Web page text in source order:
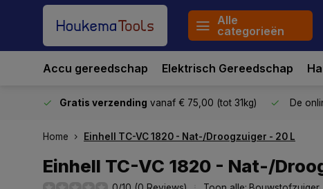
Alle
categorieën
Accu gereedschap Elektrisch Gereedschap
Gratis verzending vanaf € 75,00 (tot 31kg) De
Home Einhell TC-VC 1820 - Nat-/Droogzuiger - 20 L
Einhell TC-VC 1820 - Nat-/